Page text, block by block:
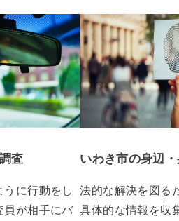
査
に行動をし
員が相手にバ
いわき市の身辺
法的な解決を図る
具体的な情報を収